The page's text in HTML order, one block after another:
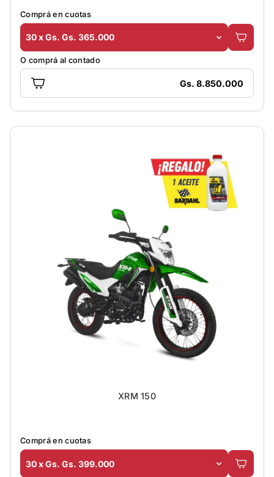
Comprá en cuotas
30 x Gs. Gs. 365.000
O comprá al contado
Gs. 8.850.000
XRM 150
Comprá en cuotas
30 x Gs. Gs. 399.000